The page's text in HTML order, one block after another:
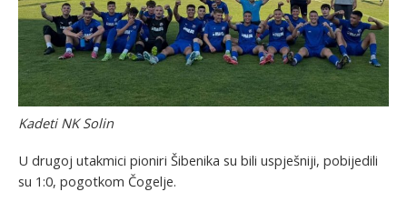
Kadeti NK Solin
U drugoj utakmici pioniri Šibenika su bili uspješniji, pobijedili
su 1:0, pogotkom Čogelje.